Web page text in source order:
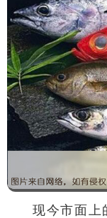
现今市面上